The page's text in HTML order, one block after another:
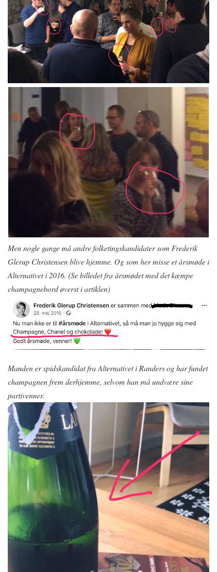
Men nogle gange må andre folketingskandidater som Frederik
Glerup Christensen blive hjemme. Og som her misse et årsmøde i
Alternativet i 2016. (Se billedet fra årsmødet med det kæmpe
champagnebord øverst i artiklen)
Manden er spidskandidat fra Alternativet i Randers og har fundet
champagnen frem derhjemme, selvom han må undvære sine
partivenner.